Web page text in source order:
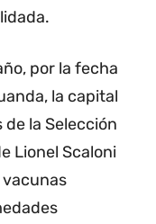
por la fecha
la capital
la Selección
Lionel Scaloni